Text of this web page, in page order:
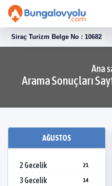
Siraç Turizm Belge No : 10682
Ana
Arama Sonuçları
AĞUSTOS
2 Gecelik 21
3 Gecelik 14